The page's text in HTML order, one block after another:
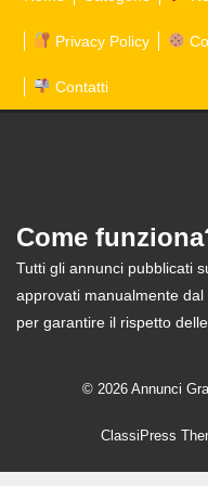
Privacy Policy
Contatti
Come
Tutti gli annunci pubblicati
approvati manualmente
per garantire il rispetto
© 2026 Annunci
ClassiPress